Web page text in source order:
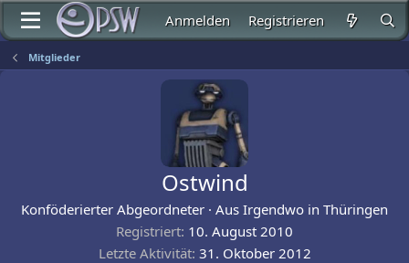
Anmelden Registrieren
Mitglieder
Ostwind
Konföderierter Abgeordneter · Aus Irgendwo in Thüringen
Registriert 10. August 2010
Letzte Aktivität 31. Oktober 2012